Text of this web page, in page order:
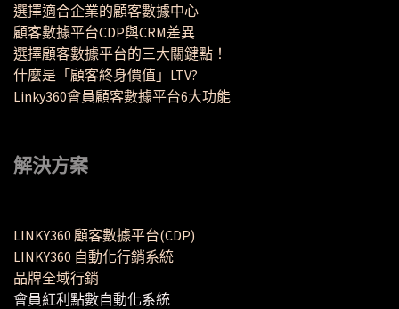
選擇適合企業的顧客數據中心
顧客數據平台CDP與CRM差異
選擇顧客數據平台的三大關鍵點！
什麼是「顧客終身價值」LTV?
Linky360會員顧客數據平台6大功能
解決方案
LINKY360 顧客數據平台(CDP)
LINKY360 自動化行銷系統
品牌全域行銷
會員紅利點數自動化系統